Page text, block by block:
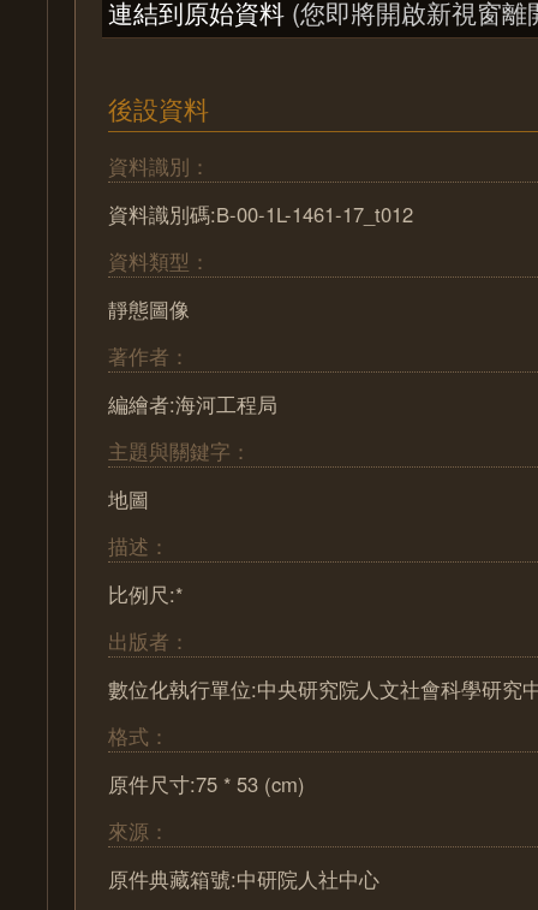
連結到原始資料 (您即將開啟新視窗離
後設資料
資料識別：
資料識別碼:B-00-1L-1461-17_t012
資料類型：
靜態圖像
著作者：
編繪者:海河工程局
主題與關鍵字：
地圖
描述：
比例尺:*
出版者：
數位化執行單位:中央研究院人文社會科學研究
格式：
原件尺寸:75 * 53 (cm)
來源：
原件典藏箱號:中研院人社中心